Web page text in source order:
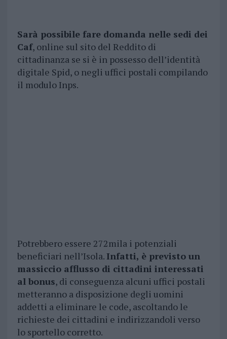
Sarà possibile fare domanda nelle sedi dei
Caf, online sul sito del Reddito di
cittadinanza se si è in possesso dell’identità
digitale Spid, o negli uffici postali compilando
il modulo Inps.
Potrebbero essere 272mila i potenziali
beneficiari nell’Isola. Infatti, è previsto un
massiccio afflusso di cittadini interessati
al bonus, di conseguenza alcuni uffici postali
metteranno a disposizione degli uomini
addetti a eliminare le code, ascoltando le
richieste dei cittadini e indirizzandoli verso
lo sportello corretto.